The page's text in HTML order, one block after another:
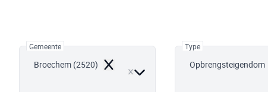
Gemeente
Broechem (2520) Remove
Type
Opbrengsteigendom